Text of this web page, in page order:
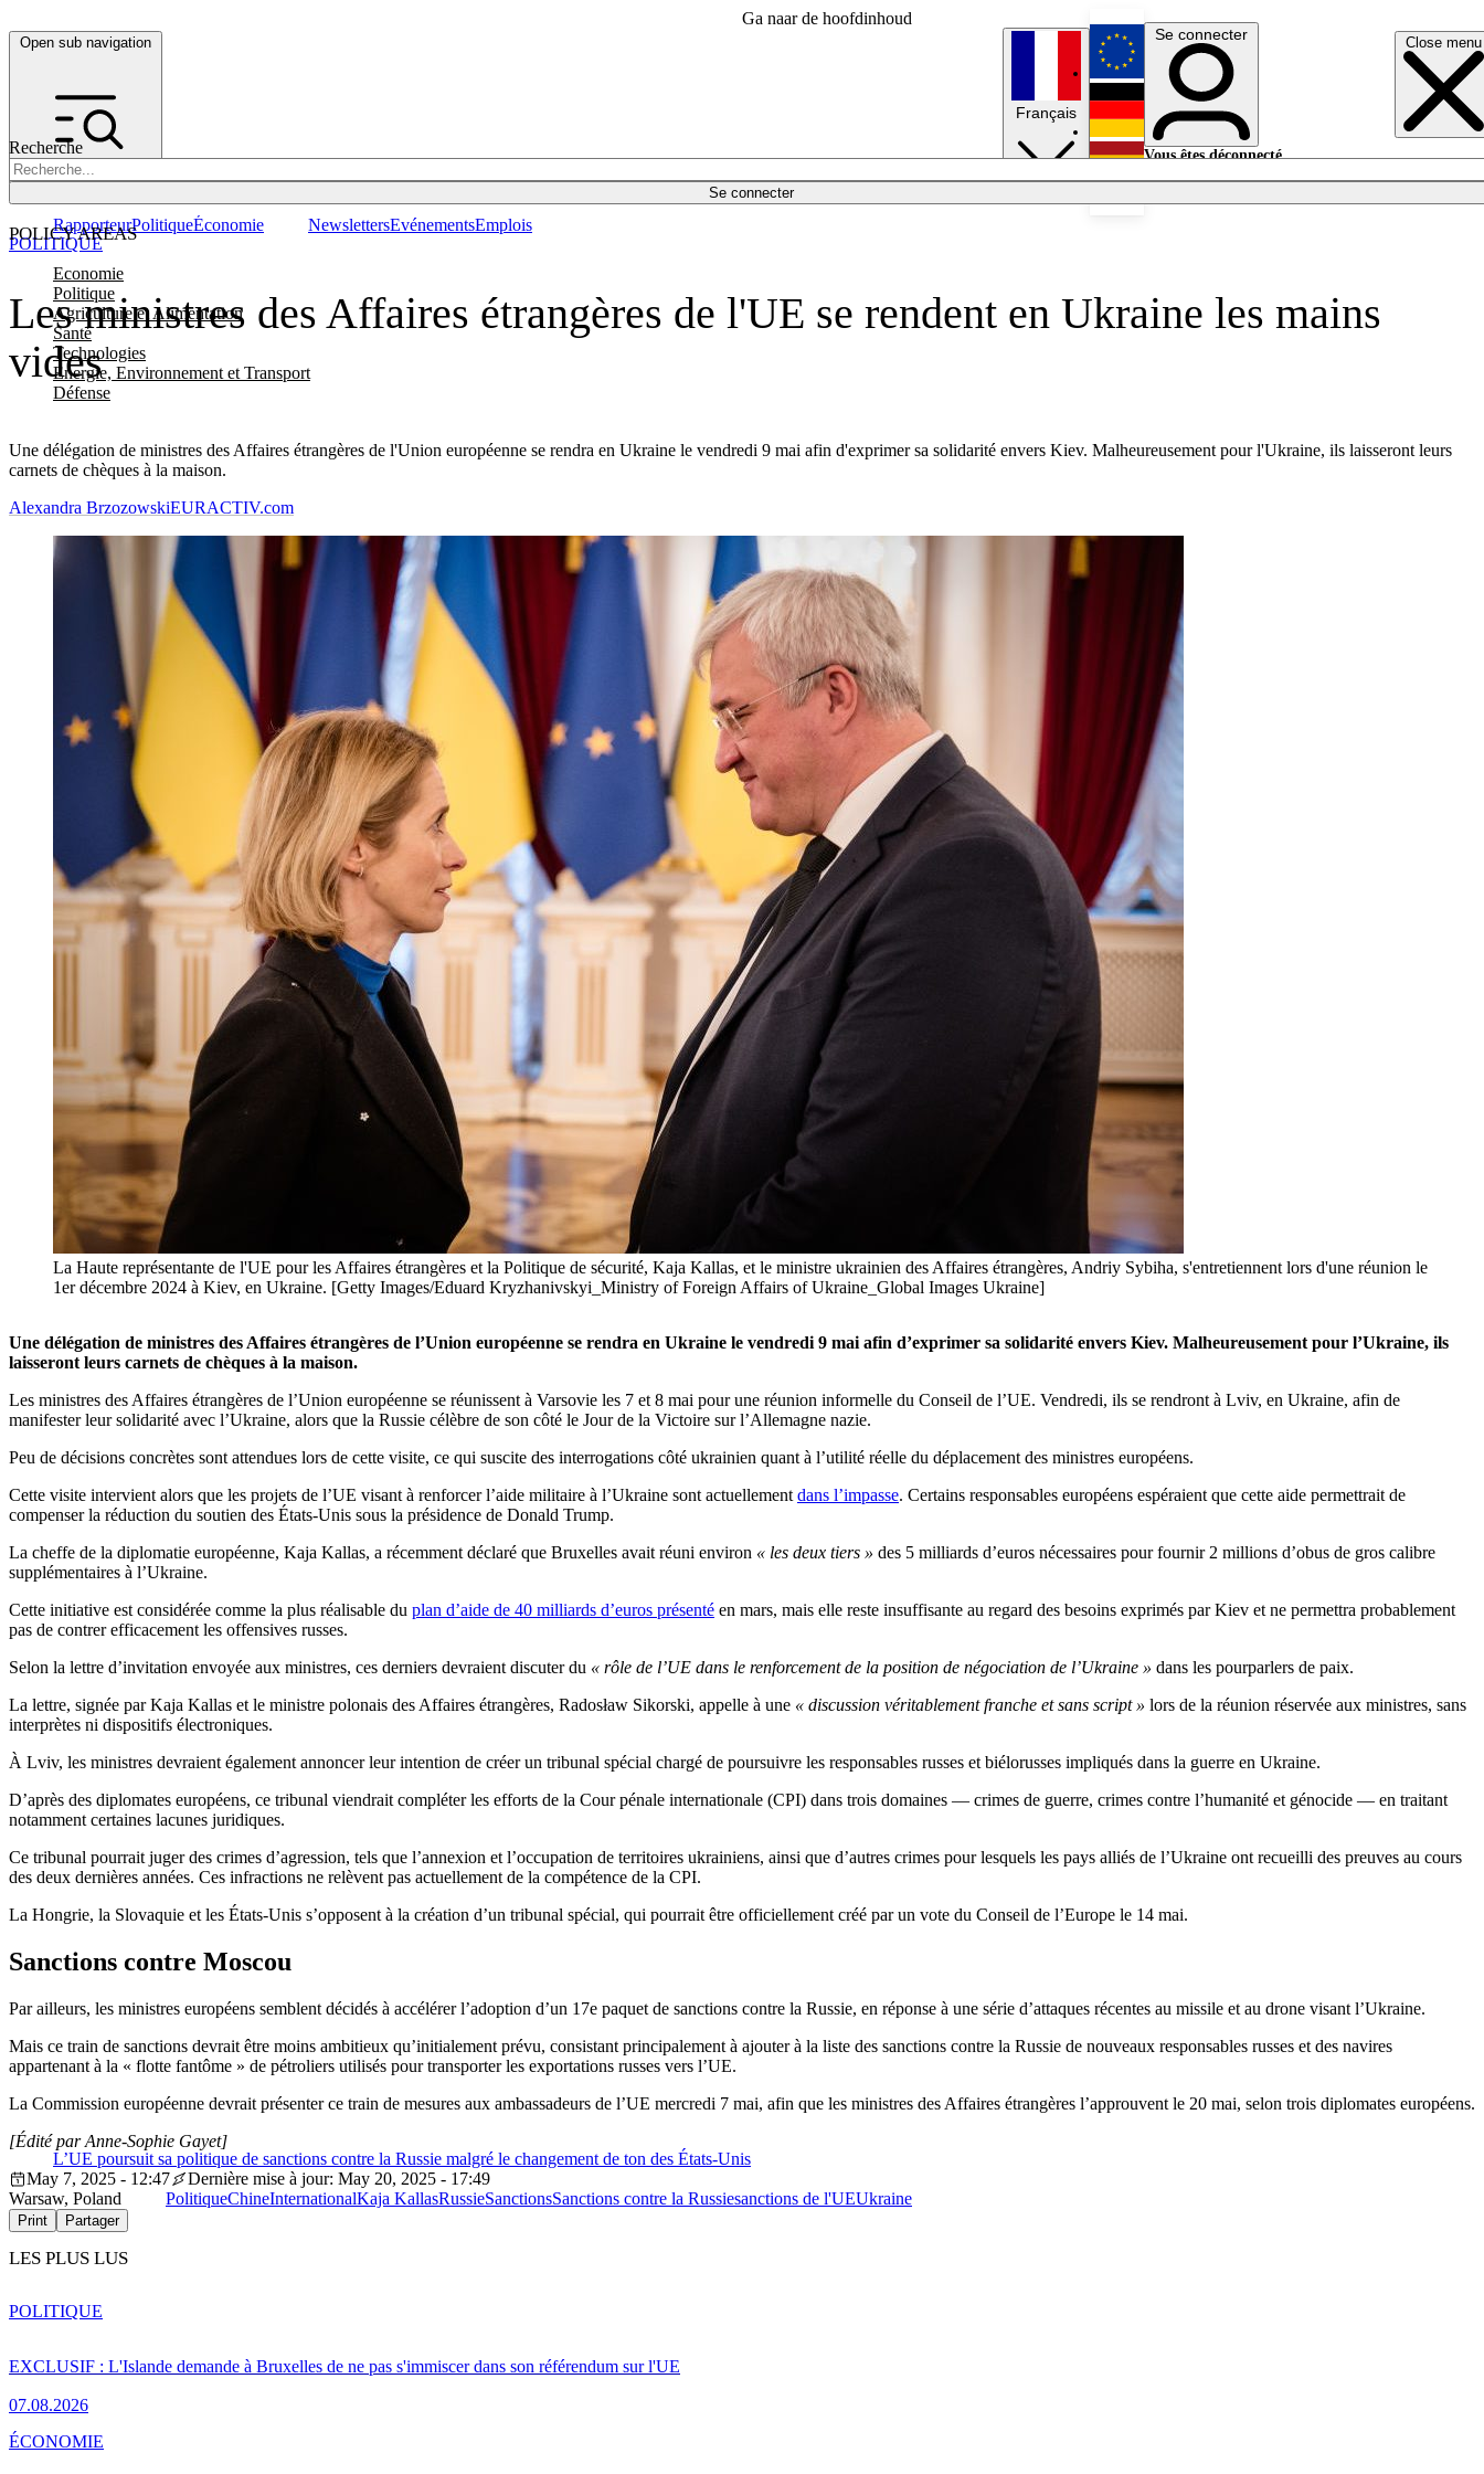
Ga naar de hoofdinhoud
Open sub navigation Close menu
Recherche
Se connecter
POLICY AREAS
Economie
Politique
Agriculture et Alimentation
Santé
Technologies
Energie, Environnement et Transport
Défense
RapporteurPolitiqueÉconomie NewslettersEvénementsEmplois
Français
English
Deutsch
Se connecter
Vous êtes déconnecté.
Les ministres des Affaires étrangères de l'UE se rendent en Ukraine les mains
vides
Une délégation de ministres des Affaires étrangères de l'Union européenne se rendra en Ukraine le vendredi 9 mai afin d'exprimer sa solidarité envers Kiev. Malheureusement pour l'Ukraine, ils laisseront leurs
carnets de chèques à la maison.
POLITIQUE
Alexandra BrzozowskiEURACTIV.com
La Haute représentante de l'UE pour les Affaires étrangères et la Politique de sécurité, Kaja Kallas, et le ministre ukrainien des Affaires étrangères, Andriy Sybiha, s'entretiennent lors d'une réunion le
1er décembre 2024 à Kiev, en Ukraine. [Getty Images/Eduard Kryzhanivskyi_Ministry of Foreign Affairs of Ukraine_Global Images Ukraine]
Une délégation de ministres des Affaires étrangères de l’Union européenne se rendra en Ukraine le vendredi 9 mai afin d’exprimer sa solidarité envers Kiev. Malheureusement pour l’Ukraine, ils
laisseront leurs carnets de chèques à la maison.
Les ministres des Affaires étrangères de l’Union européenne se réunissent à Varsovie les 7 et 8 mai pour une réunion informelle du Conseil de l’UE. Vendredi, ils se rendront à Lviv, en Ukraine, afin de
manifester leur solidarité avec l’Ukraine, alors que la Russie célèbre de son côté le Jour de la Victoire sur l’Allemagne nazie.
Peu de décisions concrètes sont attendues lors de cette visite, ce qui suscite des interrogations côté ukrainien quant à l’utilité réelle du déplacement des ministres européens.
Cette visite intervient alors que les projets de l’UE visant à renforcer l’aide militaire à l’Ukraine sont actuellement dans l’impasse. Certains responsables européens espéraient que cette aide permettrait de
compenser la réduction du soutien des États-Unis sous la présidence de Donald Trump.
La cheffe de la diplomatie européenne, Kaja Kallas, a récemment déclaré que Bruxelles avait réuni environ « les deux tiers » des 5 milliards d’euros nécessaires pour fournir 2 millions d’obus de gros calibre
supplémentaires à l’Ukraine.
Cette initiative est considérée comme la plus réalisable du plan d’aide de 40 milliards d’euros présenté en mars, mais elle reste insuffisante au regard des besoins exprimés par Kiev et ne permettra probablement
pas de contrer efficacement les offensives russes.
Selon la lettre d’invitation envoyée aux ministres, ces derniers devraient discuter du « rôle de l’UE dans le renforcement de la position de négociation de l’Ukraine » dans les pourparlers de paix.
La lettre, signée par Kaja Kallas et le ministre polonais des Affaires étrangères, Radosław Sikorski, appelle à une « discussion véritablement franche et sans script » lors de la réunion réservée aux ministres, sans
interprètes ni dispositifs électroniques.
À Lviv, les ministres devraient également annoncer leur intention de créer un tribunal spécial chargé de poursuivre les responsables russes et biélorusses impliqués dans la guerre en Ukraine.
D’après des diplomates européens, ce tribunal viendrait compléter les efforts de la Cour pénale internationale (CPI) dans trois domaines — crimes de guerre, crimes contre l’humanité et génocide — en traitant
notamment certaines lacunes juridiques.
Ce tribunal pourrait juger des crimes d’agression, tels que l’annexion et l’occupation de territoires ukrainiens, ainsi que d’autres crimes pour lesquels les pays alliés de l’Ukraine ont recueilli des preuves au cours
des deux dernières années. Ces infractions ne relèvent pas actuellement de la compétence de la CPI.
La Hongrie, la Slovaquie et les États-Unis s’opposent à la création d’un tribunal spécial, qui pourrait être officiellement créé par un vote du Conseil de l’Europe le 14 mai.
Sanctions contre Moscou
Par ailleurs, les ministres européens semblent décidés à accélérer l’adoption d’un 17e paquet de sanctions contre la Russie, en réponse à une série d’attaques récentes au missile et au drone visant l’Ukraine.
Mais ce train de sanctions devrait être moins ambitieux qu’initialement prévu, consistant principalement à ajouter à la liste des sanctions contre la Russie de nouveaux responsables russes et des navires
appartenant à la « flotte fantôme » de pétroliers utilisés pour transporter les exportations russes vers l’UE.
La Commission européenne devrait présenter ce train de mesures aux ambassadeurs de l’UE mercredi 7 mai, afin que les ministres des Affaires étrangères l’approuvent le 20 mai, selon trois diplomates européens.
L’UE poursuit sa politique de sanctions contre la Russie malgré le changement de ton des États-Unis
[Édité par Anne-Sophie Gayet]
May 7, 2025 - 12:47
Dernière mise à jour: May 20, 2025 - 17:49
Warsaw, Poland
PolitiqueChineInternationalKaja KallasRussieSanctionsSanctions contre la Russiesanctions de l'UEUkraine
Print Partager
LES PLUS LUS
EXCLUSIF : L'Islande demande à Bruxelles de ne pas s'immiscer dans son référendum sur l'UE
07.08.2026
POLITIQUE
ÉCONOMIE